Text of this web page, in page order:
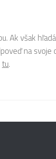
Ak však
na
tu.